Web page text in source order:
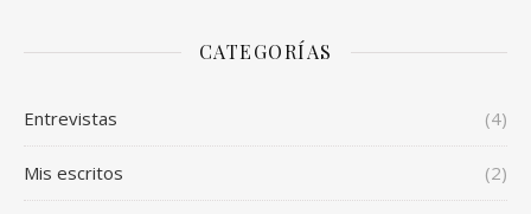
CATEGORÍAS
Entrevistas (4)
Mis escritos (2)